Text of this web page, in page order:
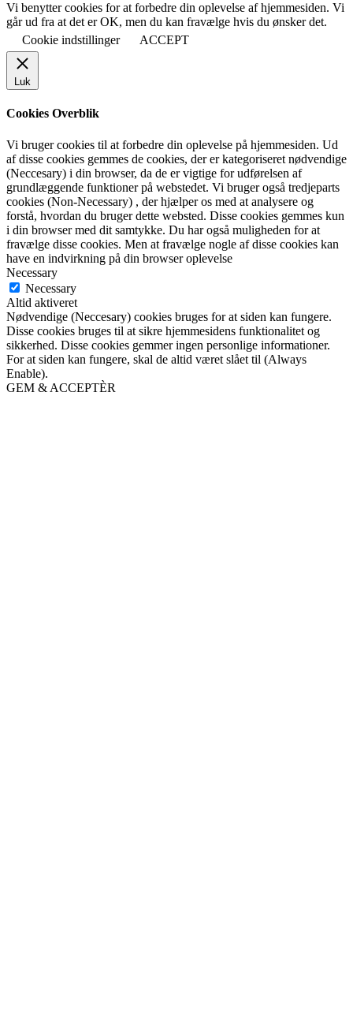
Vi benytter cookies for at forbedre din oplevelse af hjemmesiden. Vi
går ud fra at det er OK, men du kan fravælge hvis du ønsker det.
Cookie indstillinger
ACCEPT
Luk
Cookies Overblik
Vi bruger cookies til at forbedre din oplevelse på hjemmesiden. Ud
af disse cookies gemmes de cookies, der er kategoriseret nødvendige
(Neccesary) i din browser, da de er vigtige for udførelsen af
grundlæggende funktioner på webstedet. Vi bruger også tredjeparts
cookies (Non-Necessary) , der hjælper os med at analysere og
forstå, hvordan du bruger dette websted. Disse cookies gemmes kun
i din browser med dit samtykke. Du har også muligheden for at
fravælge disse cookies. Men at fravælge nogle af disse cookies kan
have en indvirkning på din browser oplevelse
Necessary
Necessary
Altid aktiveret
Nødvendige (Neccesary) cookies bruges for at siden kan fungere.
Disse cookies bruges til at sikre hjemmesidens funktionalitet og
sikkerhed. Disse cookies gemmer ingen personlige informationer.
For at siden kan fungere, skal de altid været slået til (Always
Enable).
GEM & ACCEPTÈR